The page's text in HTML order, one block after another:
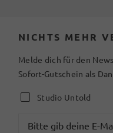
NICHTS MEHR
Melde dich für den
Sofort-Gutschein als
Studio Untold